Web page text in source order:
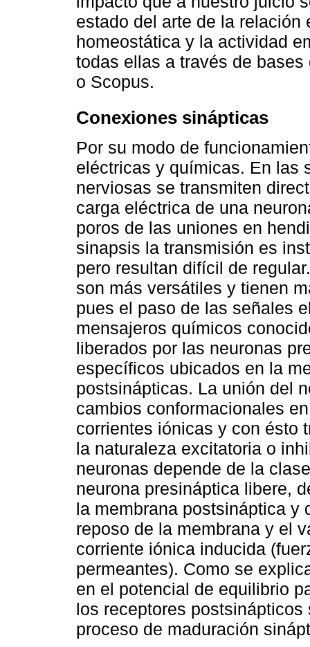
estado del arte de la
homeostática y la actividad
todas ellas a través de
o Scopus.
Conexiones sinápticas
Por su modo de
eléctricas y químicas. En las
nerviosas se transmiten
carga eléctrica de una
poros de las uniones en
sinapsis la transmisión es
pero resultan difícil de
son más versátiles y tienen
pues el paso de las señales
mensajeros químicos
liberados por las neuronas
específicos ubicados en la
postsinápticas. La unión del
cambios conformacionales
corrientes iónicas y con ésto
la naturaleza excitatoria o
neuronas depende de la
neurona presináptica libere,
la membrana postsináptica y
reposo de la membrana y el
corriente iónica inducida
permeantes). Como se
en el potencial de equilibrio
los receptores
proceso de maduración